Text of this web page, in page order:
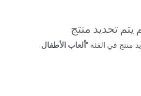
يتم تحديد منتج
منتج في الفئة " ألعاب الأطفال